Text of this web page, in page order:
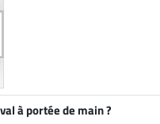
à portée de main ?